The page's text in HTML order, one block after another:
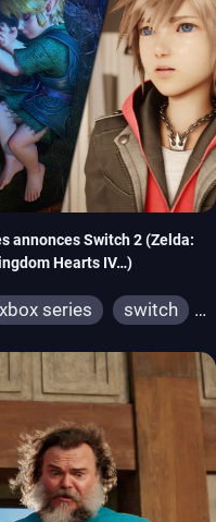
annonces Switch 2 (Zelda:
Hearts IV…)
xbox series
switch
ps3
switch 2